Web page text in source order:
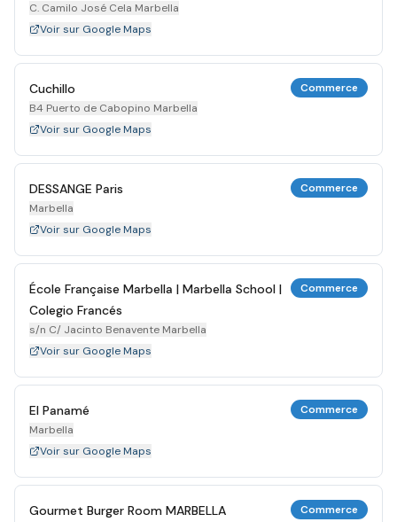
C. Camilo José Cela Marbella
Voir sur Google Maps
Cuchillo
B4 Puerto de Cabopino Marbella
Commerce
Voir sur Google Maps
DESSANGE Paris
Marbella
Commerce
Voir sur Google Maps
École Française Marbella | Marbella School |
Colegio Francés
s/n C/ Jacinto Benavente Marbella
Commerce
Voir sur Google Maps
El Panamé
Marbella
Commerce
Voir sur Google Maps
Gourmet Burger Room MARBELLA Commerce